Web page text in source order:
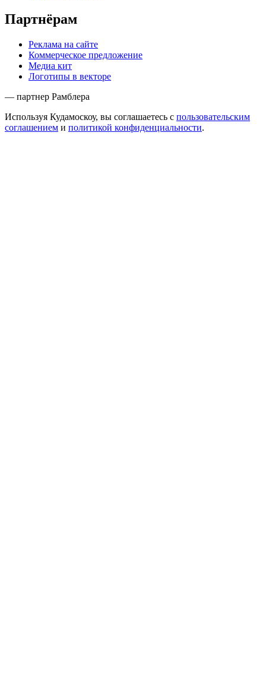
Партнёрам
Реклама на сайте
Коммерческое предложение
Медиа кит
Логотипы в векторе
— партнер Рамблера
Используя Кудамоскоу, вы соглашаетесь с пользовательским
соглашением и политикой конфиденциальности.